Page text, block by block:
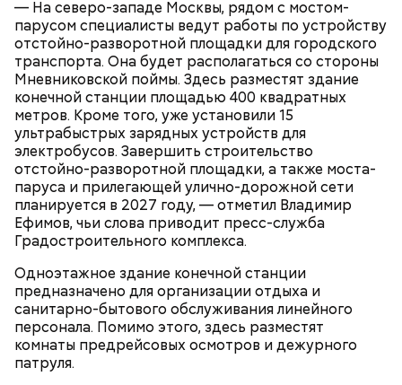
— На северо-западе Москвы, рядом с мостом-
парусом специалисты ведут работы по устройству
отстойно-разворотной площадки для городского
транспорта. Она будет располагаться со стороны
Мневниковской поймы. Здесь разместят здание
конечной станции площадью 400 квадратных
метров. Кроме того, уже установили 15
ультрабыстрых зарядных устройств для
электробусов. Завершить строительство
отстойно-разворотной площадки, а также моста-
паруса и прилегающей улично-дорожной сети
планируется в 2027 году, — отметил Владимир
Ефимов, чьи слова приводит пресс-служба
Градостроительного комплекса.
Одноэтажное здание конечной станции
предназначено для организации отдыха и
санитарно-бытового обслуживания линейного
персонала. Помимо этого, здесь разместят
комнаты предрейсовых осмотров и дежурного
патруля.
От новичка к профи:
Лучшая техника
парогенераторами, раскройными столами и
манекенами. В колледже также открылась
лаборатория для бариста с профессиональными
кофемашинами и инструментами, где уже
занимаются более 500 студентов.
Диплом по цене квартиры: из чего
ПРЯМАЯ РЕЧЬ